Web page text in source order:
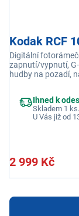
Kodak RCF
Digitální
zapnutí/vypnutí,
hudby na pozadí,
Ihned k
Skladem 1 ks.
U Vás již od
2 999 Kč